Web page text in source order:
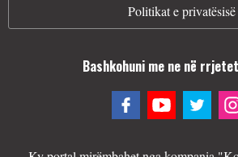
Politikat e privatësisë
Bashkohuni me ne në